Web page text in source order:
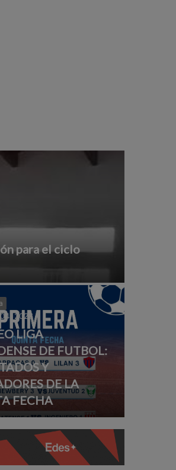
para el ciclo
2026
LIGA
DE FUTBOL:
Y
DE LA
FECHA